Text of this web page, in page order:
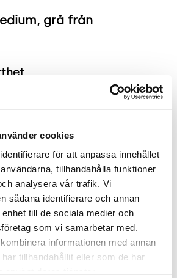
cookies
för att anpassa innehållet
tillhandahålla funktioner
analysera vår trafik. Vi
sådana identifierare och annan
till de sociala medier och
som vi samarbetar med.
informationen med annan
tillhandahållit eller som de har
grå från
Klädsel och underrede i grå
cm, Djup: 50 cm, Höjd: 80 cm,
Medium
Lammhults modell Archal
en bekväm sittupplevelse med